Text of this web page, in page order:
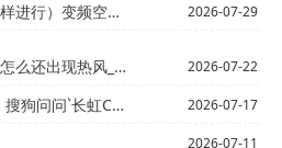
氟利昂 压力表加到多少？ 2026-07-29
调制冷模式下，出热风。。。... 2026-07-22
自动空调冬天怎么使用 2026-07-17
2026-07-11